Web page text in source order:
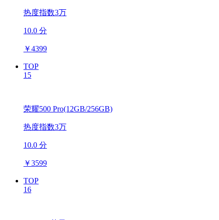
热度指数3万
10.0 分
￥4399
TOP
15
荣耀500 Pro(12GB/256GB)
热度指数3万
10.0 分
￥3599
TOP
16